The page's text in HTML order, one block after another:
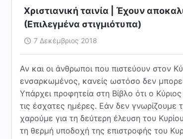
Χριστιανική ταινία | Έχουν
(Επιλεγμένα στιγμιότυπα)
7 Δεκέμβριος 2018
Αν και οι άνθρωποι που πιστεύουν στον
ενσαρκωμένος, κανείς ωστόσο δεν
Υπάρχει προφητεία στη Βίβλο ότι ο
τις έσχατες ημέρες. Εάν δεν
χαρούμε για τη δεύτερη έλευση του
τη θερμή υποδοχή της επιστροφής του